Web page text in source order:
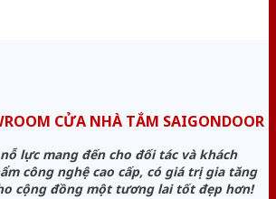
CỬA NHÀ TẮM SAIGONDOOR
nỗ lực mang đến cho đối tác và khách
công nghệ cao cấp, có giá trị gia tăng
cộng đồng một tương lai tốt đẹp hơn!